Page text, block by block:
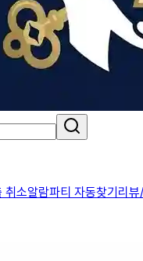
취소알람파티 자동찾기리뷰